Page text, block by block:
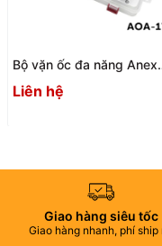
Bộ vặn ốc đa năng Anex
AOA-17S1 Nhật Bản
Liên hệ
Giao hàng siêu tốc
Giao hàng nhanh, phí ship